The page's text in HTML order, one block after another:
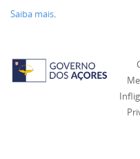
Saiba mais.